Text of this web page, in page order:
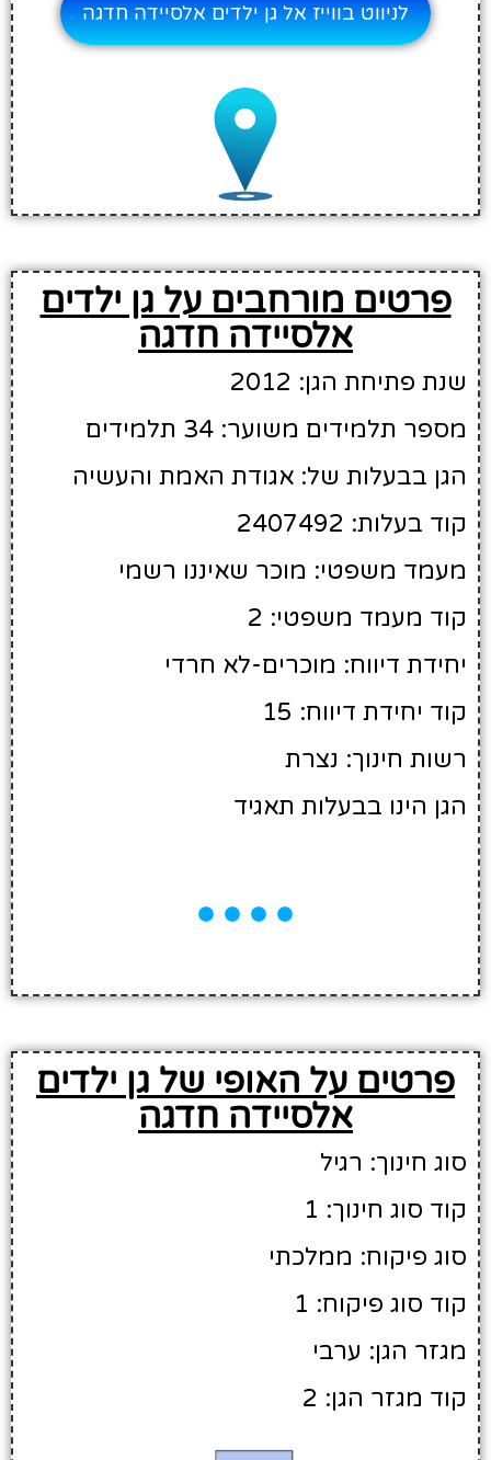
לניווט בווייז אל גן ילדים אלסיידה חדגה
פרטים מורחבים על גן ילדים
אלסיידה חדגה
שנת פתיחת הגן: 2012
מספר תלמידים משוער: 34 תלמידים
הגן בבעלות של: אגודת האמת והעשיה
קוד בעלות: 2407492
מעמד משפטי: מוכר שאיננו רשמי
קוד מעמד משפטי: 2
יחידת דיווח: מוכרים-לא חרדי
קוד יחידת דיווח: 15
רשות חינוך: נצרת
הגן הינו בבעלות תאגיד
פרטים על האופי של גן ילדים
אלסיידה חדגה
סוג חינוך: רגיל
קוד סוג חינוך: 1
סוג פיקוח: ממלכתי
קוד סוג פיקוח: 1
מגזר הגן: ערבי
קוד מגזר הגן: 2